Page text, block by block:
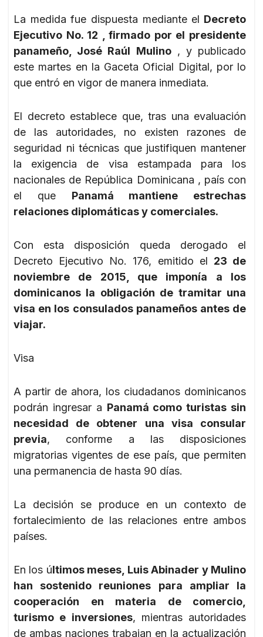
La medida fue dispuesta mediante el Decreto
Ejecutivo No. 12 , firmado por el presidente
panameño, José Raúl Mulino, y publicado
este martes en la Gaceta Oficial Digital, por lo
que entró en vigor de manera inmediata.
El decreto establece que, tras una evaluación
de las autoridades, no existen razones de
seguridad ni técnicas que justifiquen mantener
la exigencia de visa estampada para los
nacionales de República Dominicana , país con
el que Panamá mantiene estrechas
relaciones diplomáticas y comerciales.
Con esta disposición queda derogado el
Decreto Ejecutivo No. 176, emitido el 23 de
noviembre de 2015, que imponía a los
dominicanos la obligación de tramitar una
visa en los consulados panameños antes de
viajar.
Visa
A partir de ahora, los ciudadanos dominicanos
podrán ingresar a Panamá como turistas sin
necesidad de obtener una visa consular
previa, conforme a las disposiciones
migratorias vigentes de ese país, que permiten
una permanencia de hasta 90 días.
La decisión se produce en un contexto de
fortalecimiento de las relaciones entre ambos
países.
En los últimos meses, Luis Abinader y Mulino
han sostenido reuniones para ampliar la
cooperación en materia de comercio,
turismo e inversiones, mientras autoridades
de ambas naciones trabajan en la actualización